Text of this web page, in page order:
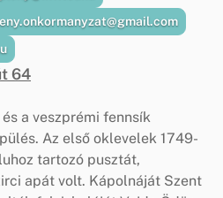
64
a veszprémi fennsík
Az első oklevelek 1749-
tartozó pusztát,
apát volt. Kápolnáját Szent